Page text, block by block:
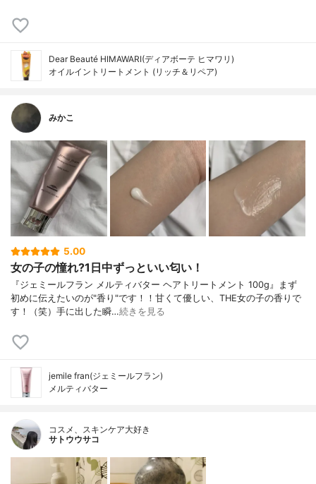
Dear Beauté HIMAWARI(ディアボーテ ヒマワリ)
オイルイントリートメント (リッチ＆リペア)
みかこ
5.00
女の子の憧れ?1日中ずっといい匂い！
『ジェミールフラン メルティバター ヘアトリートメント 100g』まず
初めに伝えたいのが"香り"です！！甘くて優しい、THE女の子の香りで
す！（笑）手に出した瞬…続きを見る
jemile fran(ジェミールフラン)
メルティバター
コスメ、スキンケア大好き
サトウウサコ